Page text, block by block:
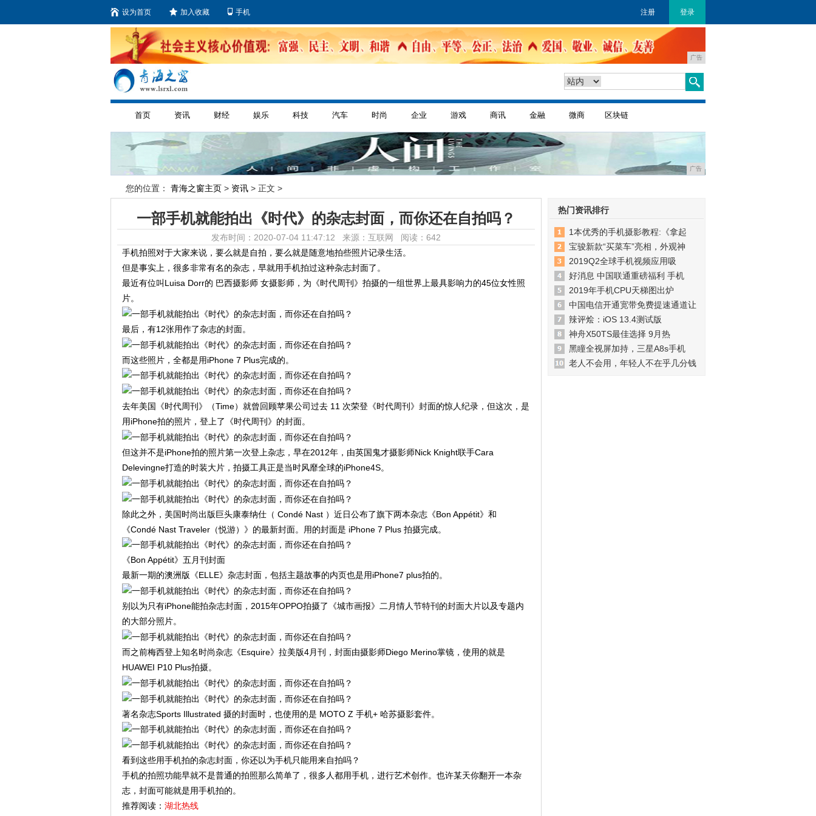
设为首页 加入收藏 手机 注册 登录
广告
首页 资讯 财经 娱乐 科技 汽车 时尚 企业 游戏 商讯 金融 微商 区块链
广告
您的位置： 青海之窗主页 > 资讯 > 正文 >
一部手机就能拍出《时代》的杂志封面，而你还在自拍吗？
发布时间：2020-07-04 11:47:12 来源：互联网 阅读：642
手机拍照对于大家来说，要么就是自拍，要么就是随意地拍些照片记录生活。
但是事实上，很多非常有名的杂志，早就用手机拍过这种杂志封面了。
最近有位叫Luisa Dorr的 巴西摄影师 女摄影师，为《时代周刊》拍摄的一组世界上最具影响力的45位女性照
片。
最后，有12张用作了杂志的封面。
而这些照片，全都是用iPhone 7 Plus完成的。
去年美国《时代周刊》（Time）就曾回顾苹果公司过去 11 次荣登《时代周刊》封面的惊人纪录，但这次，是
用iPhone拍的照片，登上了《时代周刊》的封面。
但这并不是iPhone拍的照片第一次登上杂志，早在2012年，由英国鬼才摄影师Nick Knight联手Cara
Delevingne打造的时装大⽚，拍摄工具正是当时风靡全球的iPhone4S。
除此之外，美国时尚出版巨头康泰纳仕（ Condé Nast ）近日公布了旗下两本杂志《Bon Appétit》和
《Condé Nast Traveler（悦游）》的最新封面。用的封面是 iPhone 7 Plus 拍摄完成。
《Bon Appétit》五月刊封面
最新一期的澳洲版《ELLE》杂志封面，包括主题故事的内页也是用iPhone7 plus拍的。
别以为只有iPhone能拍杂志封面，2015年OPPO拍摄了《城市画报》二⽉情人节特刊的封⾯大⽚以及专题内
的大部分照⽚。
而之前梅西登上知名时尚杂志《Esquire》拉美版4月刊，封面由摄影师Diego Merino掌镜，使用的就是
HUAWEI P10 Plus拍摄。
著名杂志Sports Illustrated 摄的封面时，也使用的是 MOTO Z 手机+ 哈苏摄影套件。
看到这些用手机拍的杂志封面，你还以为手机只能用来自拍吗？
手机的拍照功能早就不是普通的拍照那么简单了，很多人都用手机，进行艺术创作。也许某天你翻开一本杂
志，封面可能就是用手机拍的。
推荐阅读： 湖北热线
热门资讯排行
1本优秀的手机摄影教程:《拿起
宝骏新款“买菜车”亮相，外观神
2019Q2全球手机视频应用吸
好消息 中国联通重磅福利 手机
2019年手机CPU天梯图出炉
中国电信开通宽带免费提速通道让
辣评烩：iOS 13.4测试版
神舟X50TS最佳选择 9月热
黑瞳全视屏加持，三星A8s手机
老人不会用，年轻人不在乎几分钱